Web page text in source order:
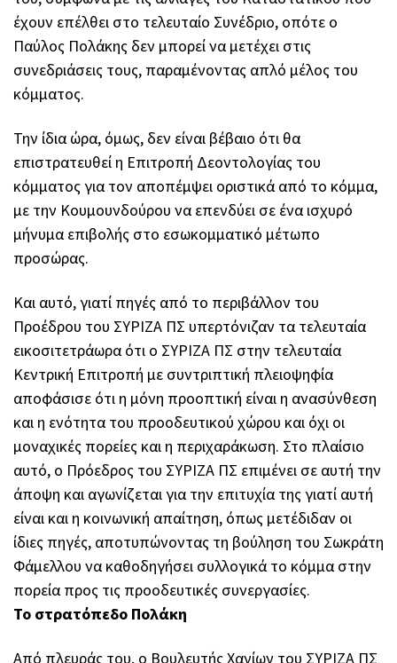
έχουν επέλθει στο τελευταίο Συνέδριο, οπότε ο
Παύλος Πολάκης δεν μπορεί να μετέχει στις
συνεδριάσεις τους, παραμένοντας απλό μέλος του
κόμματος.
Την ίδια ώρα, όμως, δεν είναι βέβαιο ότι θα
επιστρατευθεί η Επιτροπή Δεοντολογίας του
κόμματος για τον αποπέμψει οριστικά από το κόμμα,
με την Κουμουνδούρου να επενδύει σε ένα ισχυρό
μήνυμα επιβολής στο εσωκομματικό μέτωπο
προσώρας.
Και αυτό, γιατί πηγές από το περιβάλλον του
Προέδρου του ΣΥΡΙΖΑ ΠΣ υπερτόνιζαν τα τελευταία
εικοσιτετράωρα ότι ο ΣΥΡΙΖΑ ΠΣ στην τελευταία
Κεντρική Επιτροπή με συντριπτική πλειοψηφία
αποφάσισε ότι η μόνη προοπτική είναι η ανασύνθεση
και η ενότητα του προοδευτικού χώρου και όχι οι
μοναχικές πορείες και η περιχαράκωση. Στο πλαίσιο
αυτό, ο Πρόεδρος του ΣΥΡΙΖΑ ΠΣ επιμένει σε αυτή την
άποψη και αγωνίζεται για την επιτυχία της γιατί αυτή
είναι και η κοινωνική απαίτηση, όπως μετέδιδαν οι
ίδιες πηγές, αποτυπώνοντας τη βούληση του Σωκράτη
Φάμελλου να καθοδηγήσει συλλογικά το κόμμα στην
πορεία προς τις προοδευτικές συνεργασίες.
Το στρατόπεδο Πολάκη
Από πλευράς του, ο Βουλευτής Χανίων του ΣΥΡΙΖΑ ΠΣ